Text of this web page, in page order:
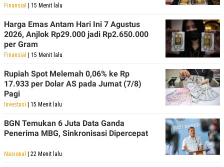
Finansial | 15 Menit lalu
Harga Emas Antam Hari Ini 7 Agustus
2026, Anjlok Rp29.000 jadi Rp2.650.000
per Gram
Finansial | 15 Menit lalu
Rupiah Spot Melemah 0,06% ke Rp
17.933 per Dolar AS pada Jumat (7/8)
Pagi
Investasi | 15 Menit lalu
BGN Temukan 6 Juta Data Ganda
Penerima MBG, Sinkronisasi Dipercepat
Nasional | 22 Menit lalu